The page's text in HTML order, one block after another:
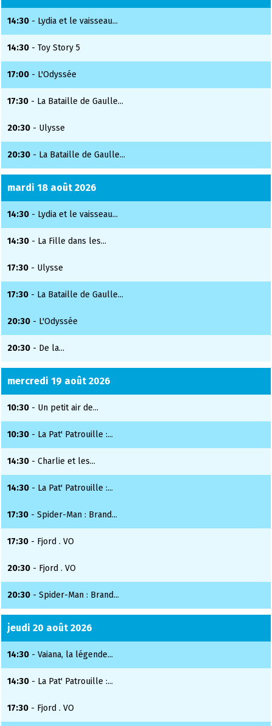
14:30 - Lydia et le vaisseau...
14:30 - Toy Story 5
17:00 - L'Odyssée
17:30 - La Bataille de Gaulle...
20:30 - Ulysse
20:30 - La Bataille de Gaulle...
mardi 18 août 2026
14:30 - Lydia et le vaisseau...
14:30 - La Fille dans les...
17:30 - Ulysse
17:30 - La Bataille de Gaulle...
20:30 - L'Odyssée
20:30 - De la...
mercredi 19 août 2026
10:30 - Un petit air de...
10:30 - La Pat' Patrouille :...
14:30 - Charlie et les...
14:30 - La Pat' Patrouille :...
17:30 - Spider-Man : Brand...
17:30 - Fjord . VO
20:30 - Fjord . VO
20:30 - Spider-Man : Brand...
jeudi 20 août 2026
14:30 - Vaiana, la légende...
14:30 - La Pat' Patrouille :...
17:30 - Fjord . VO